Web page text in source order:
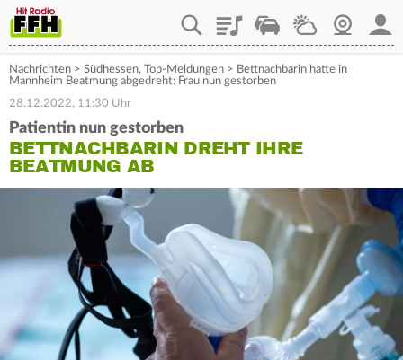
PlaylistStaupilotWetterWebcam
Nachrichten > Südhessen, Top-Meldungen > Bettnachbarin hatte in
Mannheim Beatmung abgedreht: Frau nun gestorben
28.12.2022, 11:30 Uhr
Patientin nun gestorben
BETTNACHBARIN DREHT IHRE
BEATMUNG AB